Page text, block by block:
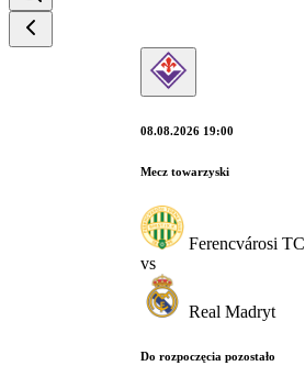
08.08.2026 19:00
Mecz towarzyski
Ferencvárosi TC
vs
Real Madryt
Do rozpoczęcia pozostało